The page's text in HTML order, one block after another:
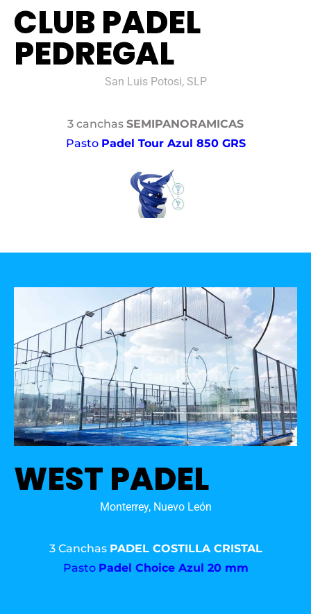
CLUB PADEL
PEDREGAL
San Luis Potosi, SLP
3 canchas SEMIPANORAMICAS
Pasto Padel Tour Azul 850 GRS
WEST PADEL
Monterrey, Nuevo León
3 Canchas PADEL COSTILLA CRISTAL
Pasto Padel Choice Azul 20 mm